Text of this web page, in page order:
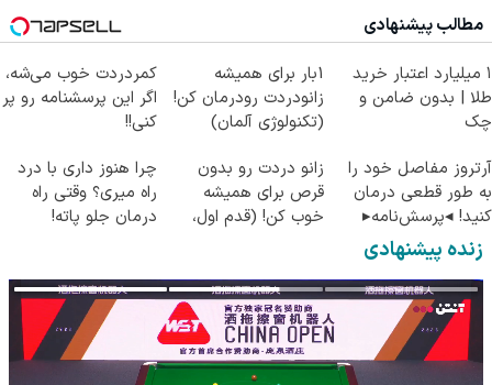
مطالب پیشنهادی
۱ میلیارد اعتبار خرید
طلا | بدون ضامن و
چک
1بار برای همیشه
زانودردت رودرمان کن!
(تکنولوژی آلمان)
کمردردت خوب می‌شه،
اگر این پرسشنامه رو پر
کنی!!
آرتروز مفاصل خود را
به طور قطعی درمان
کنید! ◂پرسش‌نامه▸
زانو دردت رو بدون
قرص برای همیشه
خوب کن! (قدم اول،
چرا هنوز داری با درد
راه میری؟ وقتی راه
درمان جلو پاته!
زنده پیشنهادی